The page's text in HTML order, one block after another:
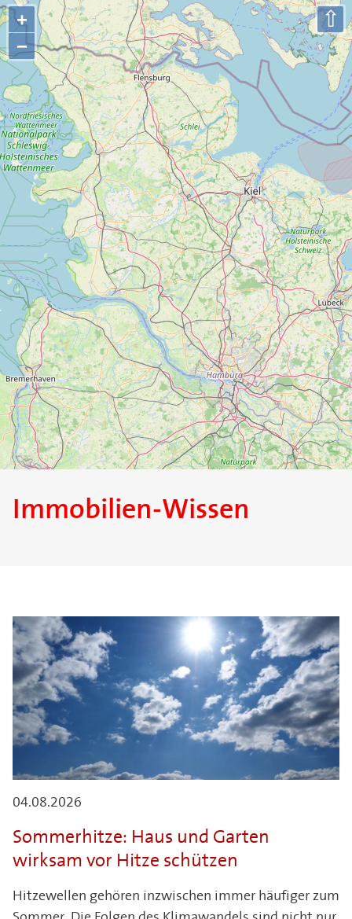
+
−
⇧
Immobilien-Wissen
04.08.2026
Sommerhitze: Haus und Garten
wirksam vor Hitze schützen
Hitzewellen gehören inzwischen immer häufiger zum